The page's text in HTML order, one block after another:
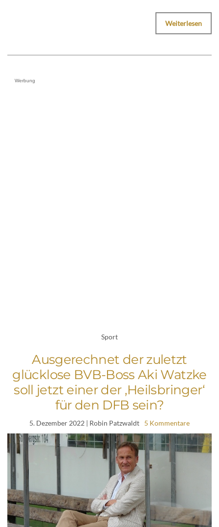
Weiterlesen
Werbung
Sport
Ausgerechnet der zuletzt
glücklose BVB-Boss Aki Watzke
soll jetzt einer der ‚Heilsbringer‘
für den DFB sein?
5. Dezember 2022 | Robin Patzwaldt 5 Kommentare